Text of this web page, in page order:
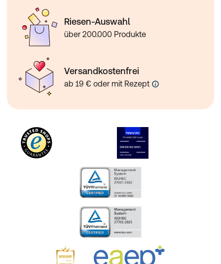
Riesen-Auswahl
über 200.000 Produkte
Versandkostenfrei
ab 19 € oder mit Rezept